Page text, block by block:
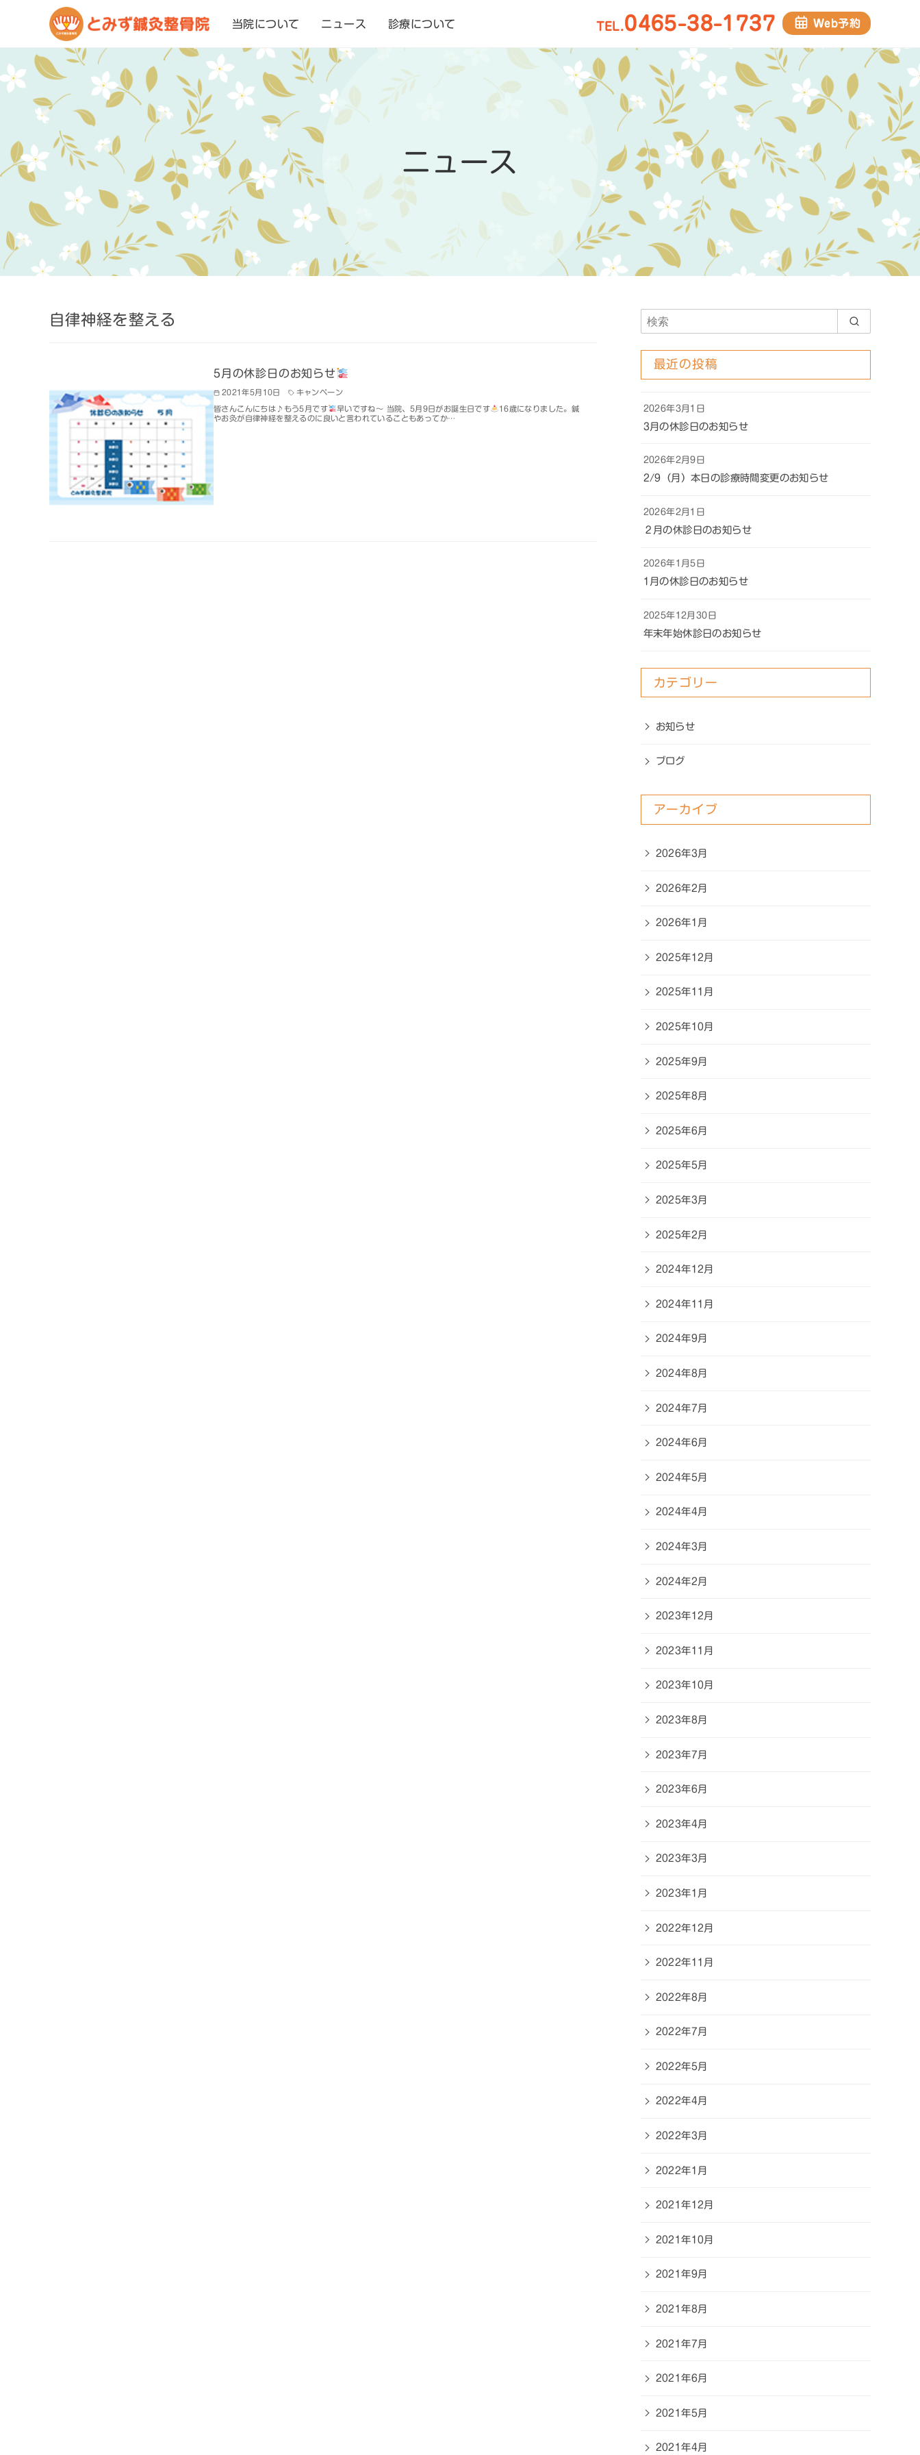
ン
へ
当院について ニュース 診療について TEL.0465-38-1737 Web予約
ニュース
自律神経を整える
5月の休診日のお知らせ
2021年5月10日 キャンペーン
皆さんこんにちは♪もう5月です 早いですね～ 当院、5月9日がお誕生日です
16歳になりました。鍼
やお灸が自律神経を整えるのに良いと言われていることもあってか…
最近の投稿
3月の休診日のお知らせ
2026年3月1日
2/9（月）本日の診療時間変更のお知らせ
2026年2月9日
２月の休診日のお知らせ
2026年2月1日
1月の休診日のお知らせ
2026年1月5日
年末年始休診日のお知らせ
2025年12月30日
カテゴリー
お知らせ
ブログ
アーカイブ
2026年3月
2026年2月
2026年1月
2025年12月
2025年11月
2025年10月
2025年9月
2025年8月
2025年6月
2025年5月
2025年3月
2025年2月
2024年12月
2024年11月
2024年9月
2024年8月
2024年7月
2024年6月
2024年5月
2024年4月
2024年3月
2024年2月
2023年12月
2023年11月
2023年10月
2023年8月
2023年7月
2023年6月
2023年4月
2023年3月
2023年1月
2022年12月
2022年11月
2022年8月
2022年7月
2022年5月
2022年4月
2022年3月
2022年1月
2021年12月
2021年10月
2021年9月
2021年8月
2021年7月
2021年6月
2021年5月
2021年4月